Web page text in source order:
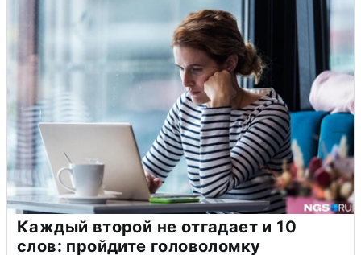
Каждый второй не отгадает и 10
слов: пройдите головоломку